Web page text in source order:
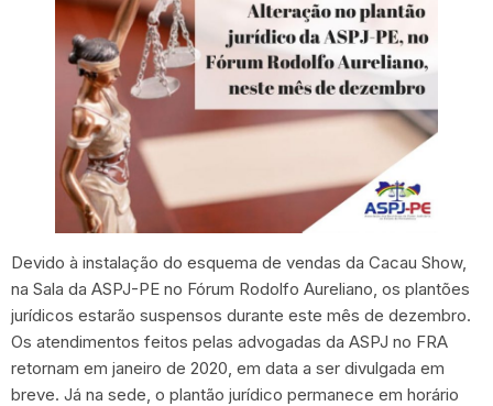
Devido à instalação do esquema de vendas da Cacau Show,
na Sala da ASPJ-PE no Fórum Rodolfo Aureliano, os plantões
jurídicos estarão suspensos durante este mês de dezembro.
Os atendimentos feitos pelas advogadas da ASPJ no FRA
retornam em janeiro de 2020, em data a ser divulgada em
breve. Já na sede, o plantão jurídico permanece em horário